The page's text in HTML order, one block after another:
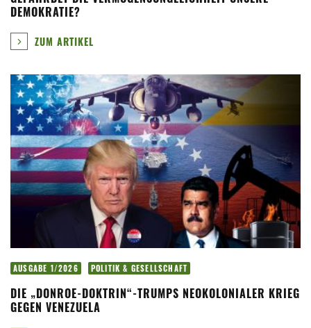
DEMOKRATIE?
ZUM ARTIKEL
AUSGABE 1/2026 POLITIK & GESELLSCHAFT
DIE „DONROE-DOKTRIN“-TRUMPS NEOKOLONIALER KRIEG
GEGEN VENEZUELA